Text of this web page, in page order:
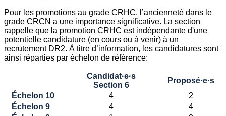
Pour les promotions au grade CRHC, l’ancienneté dans le
grade CRCN a une importance significative. La section
rappelle que la promotion CRHC est indépendante d'une
potentielle candidature (en cours ou à venir) à un
recrutement DR2. À titre d’information, les candidatures sont
ainsi réparties par échelon de référence:
Candidat·e·s
Section 6
Proposé·e·s
Échelon 10
4
2
Échelon 9
4
4